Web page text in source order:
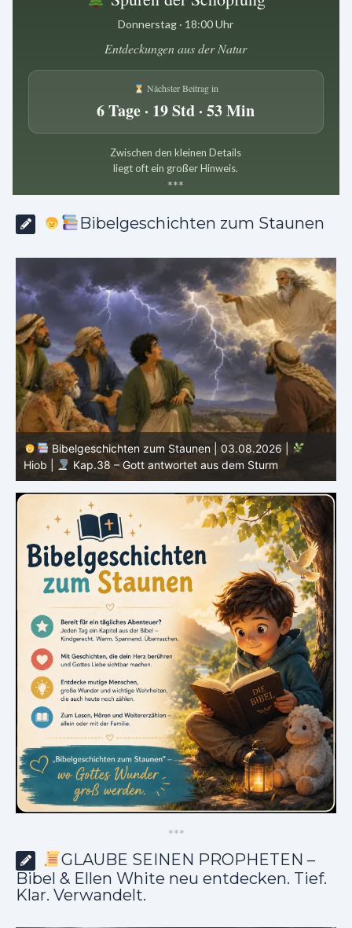
Donnerstag · 18:00 Uhr
Entdeckungen aus der Natur
Nächster Beitrag in
6 Tage · 19 Std · 53 Min
Zwischen den kleinen Details
liegt oft ein großer Hinweis.
***
Bibelgeschichten zum Staunen
Bibelgeschichten zum Staunen | 02.08.2026 |
Hiob |
Kap.37 – Elihu staunt über Gottes Stimme im
Donner
***
GLAUBE SEINEN PROPHETEN –
Bibel & Ellen White neu entdecken. Tief.
Klar. Verwandelt.